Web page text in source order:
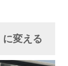
変える